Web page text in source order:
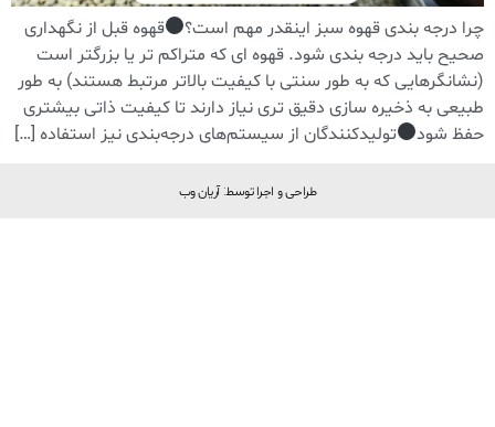
چرا درجه بندی قهوه سبز اینقدر مهم است؟
قهوه قبل از نگهداری
صحیح باید درجه بندی شود. قهوه ای که متراکم تر یا بزرگتر است
(نشانگرهایی که به طور سنتی با کیفیت بالاتر مرتبط هستند) به طور
طبیعی به ذخیره سازی دقیق تری نیاز دارند تا کیفیت ذاتی بیشتری
حفظ شود
تولیدکنندگان از سیستم‌های درجه‌بندی نیز استفاده […]
طراحی و اجرا توسط: آریان وب